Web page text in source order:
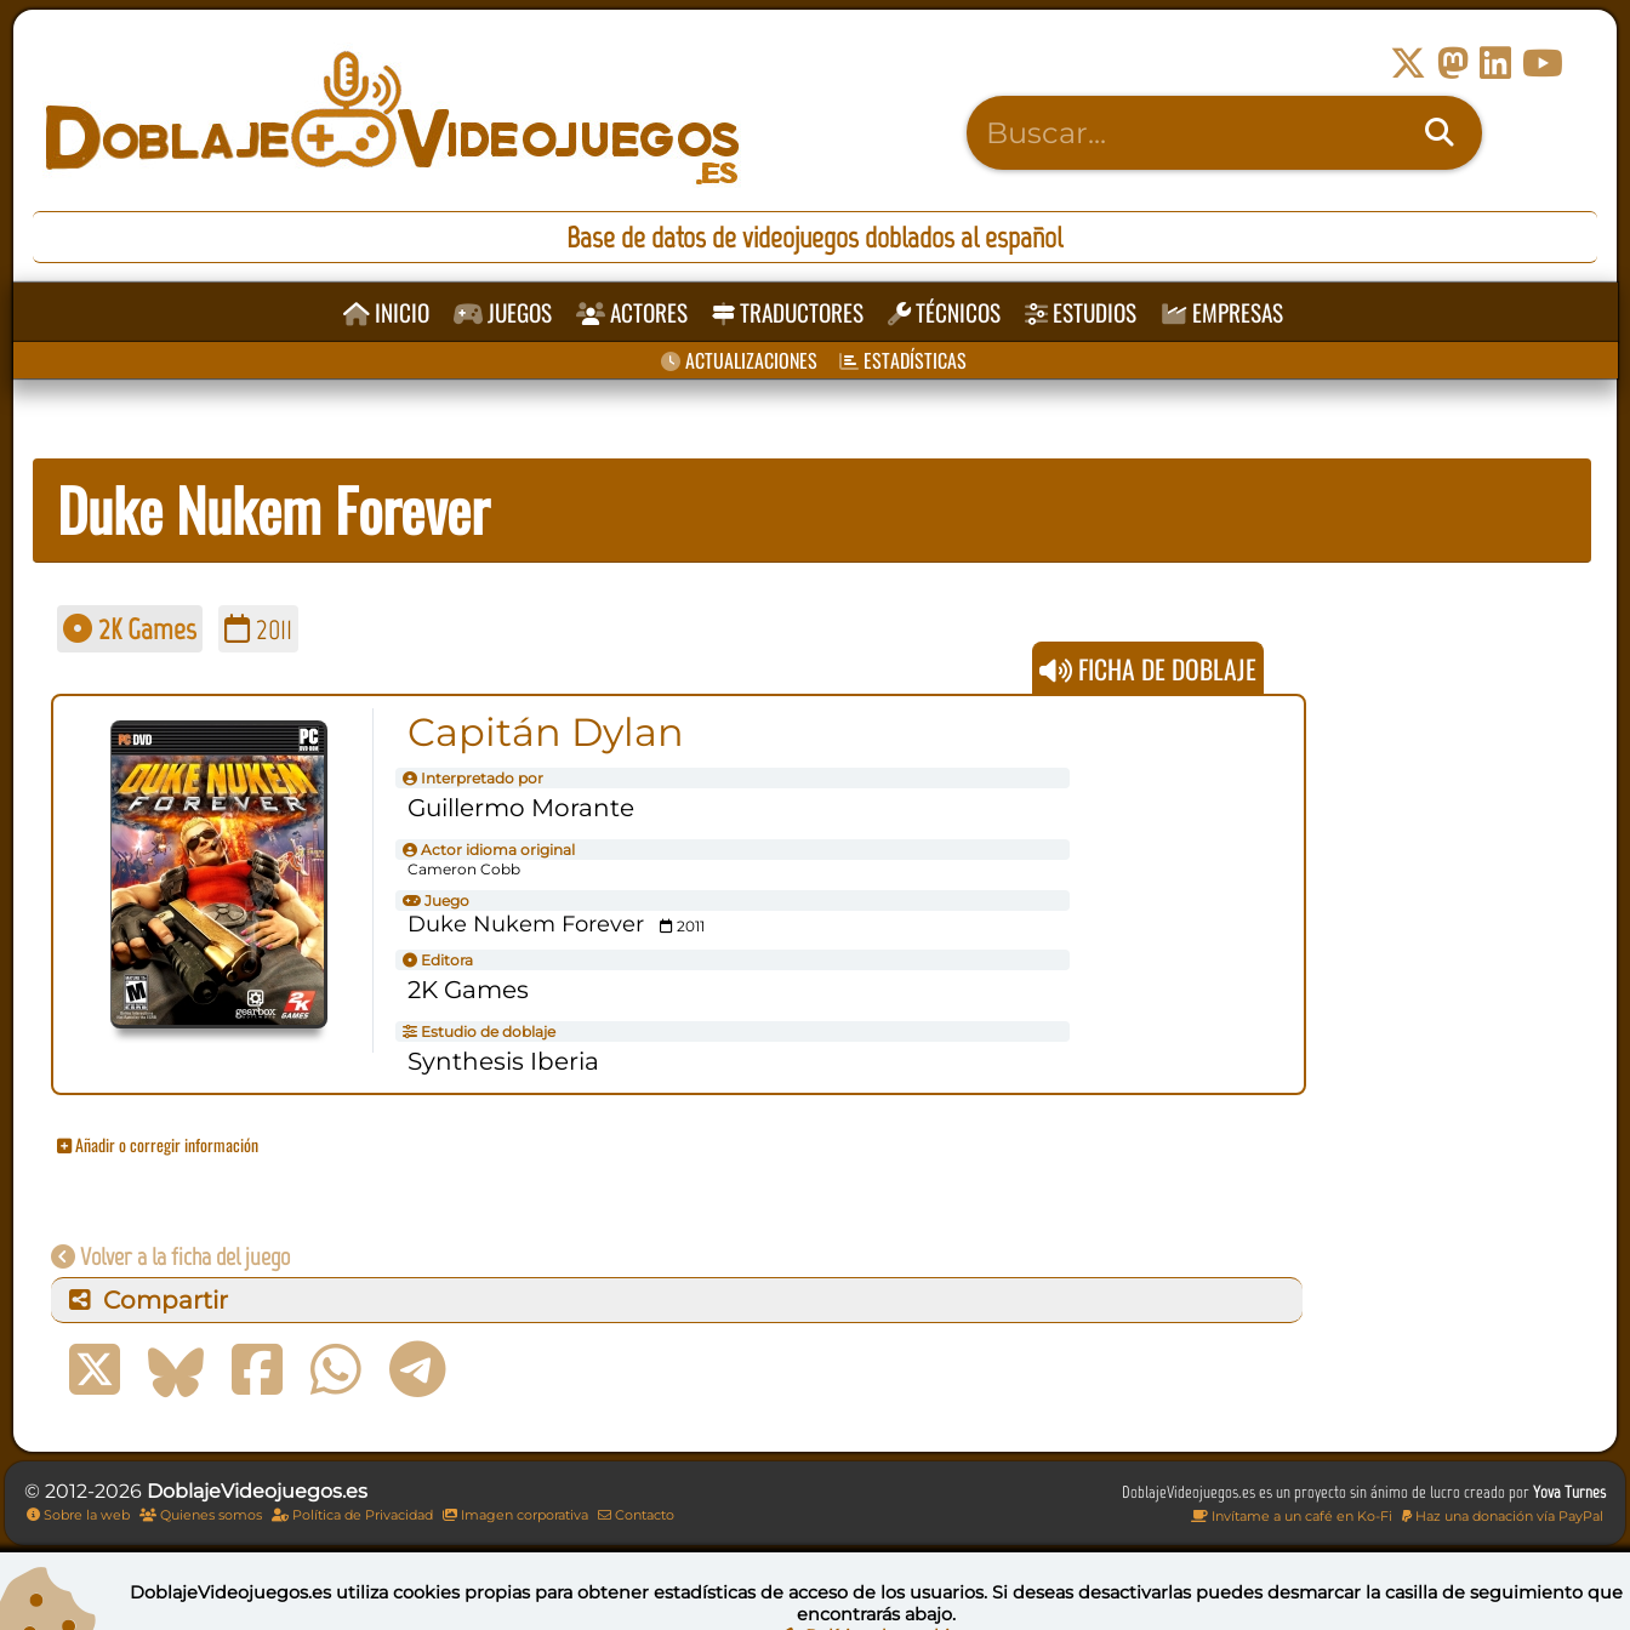
Base de datos de videojuegos doblados al español
INICIO JUEGOS ACTORES TRADUCTORES TÉCNICOS ESTUDIOS EMPRESAS
ACTUALIZACIONES ESTADÍSTICAS
Duke Nukem Forever
2K Games 2011
FICHA DE DOBLAJE
Capitán Dylan
Interpretado por
Guillermo Morante
Actor idioma original
Cameron Cobb
Juego
Duke Nukem Forever
2011
Editora
2K Games
Estudio de doblaje
Synthesis Iberia
Añadir o corregir información
Volver a la ficha del juego
Compartir
DoblajeVideojuegos.es es un proyecto sin ánimo de lucro creado porYova Turnes
Invítame a un café en Ko-Fi Haz una donación vía PayPal
© 2012-2026 DoblajeVideojuegos.es
Sobre la web Quienes somos Política de Privacidad Imagen corporativa Contacto
Esta obra está bajo una licencia de Creative Commons Reconocimiento-NoComercial-CompartirIgual 4.0 Internacional
DoblajeVideojuegos.es utilizacookies propiaspara obtener estadísticas de acceso de los usuarios. Si deseas desactivarlas puedesdesmarcar la casilla de seguimiento que
encontrarás abajo.